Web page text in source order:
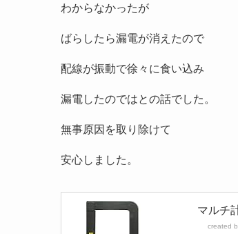
わからなかったが
ばらしたら漏電が消えたので
配線が振動で徐々に食い込み
漏電したのではとの話でした。
無事原因を取り除けて
安心しました。
マルチ
created